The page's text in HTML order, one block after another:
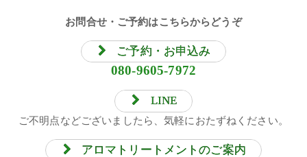
お問合せ・ご予約はこちらからどうぞ
ご予約・お申込み
080-9605-7972
LINE
ご不明点などございましたら、気軽におたずねください。
アロマトリートメントのご案内